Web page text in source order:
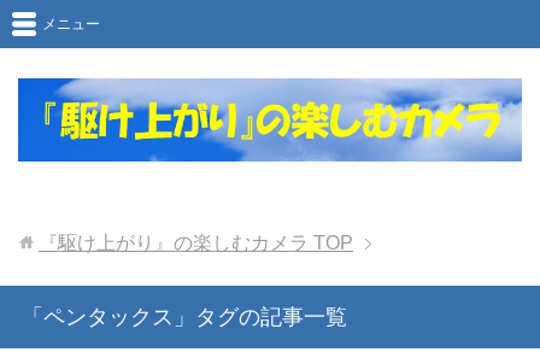
メニュー
『駆け上がり』の楽しむカメラ TOP
「ペンタックス」タグの記事一覧